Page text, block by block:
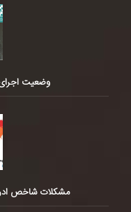
وضعیت
مشکلات شاخص